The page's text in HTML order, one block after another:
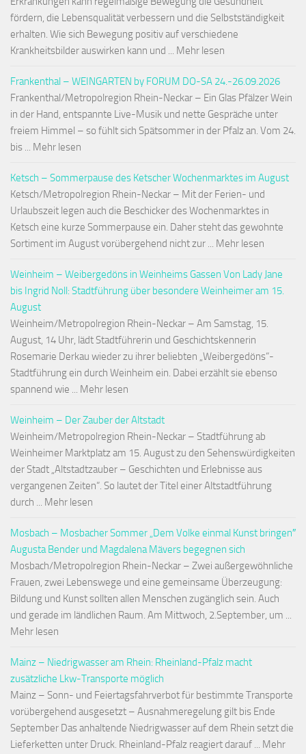
fördern, die Lebensqualität verbessern und die Selbstständigkeit
erhalten. Wie sich Bewegung positiv auf verschiedene
Krankheitsbilder auswirken kann und ... Mehr lesen
Frankenthal – WEINGARTEN by FORUM DO-SA 24.-26.09.2026
Frankenthal/Metropolregion Rhein-Neckar – Ein Glas Pfälzer Wein
in der Hand, entspannte Live-Musik und nette Gespräche unter
freiem Himmel – so fühlt sich Spätsommer in der Pfalz an. Vom 24.
bis ... Mehr lesen
Ketsch – Sommerpause des Ketscher Wochenmarktes im August
Ketsch/Metropolregion Rhein-Neckar – Mit der Ferien- und
Urlaubszeit legen auch die Beschicker des Wochenmarktes in
Ketsch eine kurze Sommerpause ein. Daher steht das gewohnte
Sortiment im August vorübergehend nicht zur ... Mehr lesen
Weinheim – Weibergedöns in Weinheims Gassen Von Lady Jane
bis Ingrid Noll: Stadtführung über besondere Weinheimer am 15.
August
Weinheim/Metropolregion Rhein-Neckar – Am Samstag, 15.
August, 14 Uhr, lädt Stadtführerin und Geschichtskennerin
Rosemarie Derkau wieder zu ihrer beliebten „Weibergedöns“-
Stadtführung ein durch Weinheim ein. Dabei erzählt sie ebenso
spannend wie ... Mehr lesen
Weinheim – Der Zauber der Altstadt
Weinheim/Metropolregion Rhein-Neckar – Stadtführung ab
Weinheimer Marktplatz am 15. August zu den Sehenswürdigkeiten
der Stadt „Altstadtzauber – Geschichten und Erlebnisse aus
vergangenen Zeiten“. So lautet der Titel einer Altstadtführung
durch ... Mehr lesen
Mosbach – Mosbacher Sommer „Dem Volke einmal Kunst bringen″
Augusta Bender und Magdalena Mävers begegnen sich
Mosbach/Metropolregion Rhein-Neckar – Zwei außergewöhnliche
Frauen, zwei Lebenswege und eine gemeinsame Überzeugung:
Bildung und Kunst sollten allen Menschen zugänglich sein. Auch
und gerade im ländlichen Raum. Am Mittwoch, 2.September, um ...
Mehr lesen
Mainz – Niedrigwasser am Rhein: Rheinland-Pfalz macht
zusätzliche Lkw-Transporte möglich
Mainz – Sonn- und Feiertagsfahrverbot für bestimmte Transporte
vorübergehend ausgesetzt – Ausnahmeregelung gilt bis Ende
September Das anhaltende Niedrigwasser auf dem Rhein setzt die
Lieferketten unter Druck. Rheinland-Pfalz reagiert darauf ... Mehr